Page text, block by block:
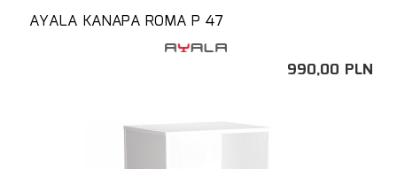
AYALA KANAPA ROMA P 47
990,00 PLN